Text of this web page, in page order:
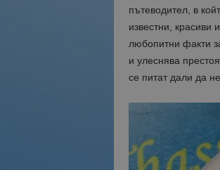
пътеводител, в
известни
красиви
любопитни факти
и улеснява
се питат дали да